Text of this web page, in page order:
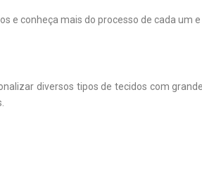
e conheça mais do processo de cada um
diversos tipos de tecidos com